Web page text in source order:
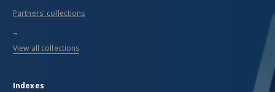
Partners' collections
...
View all collections
Indexes